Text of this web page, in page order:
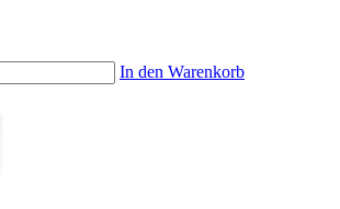
In den Warenkorb